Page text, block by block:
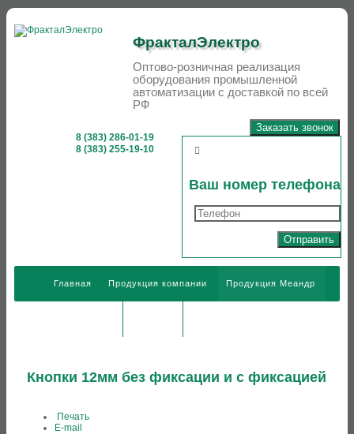
ФракталЭлектро
Оптово-розничная реализация
оборудования промышленной
автоматизации­­ с доставкой по всей
РФ
8 (383) 286-01-19
8 (383) 255-19-10
Заказать звонок
Close
the
Ваш номер телефона
Главная Продукция компании Продукция Меандр
Кнопки 12мм без фиксации и с фиксацией
Печать
E-mail